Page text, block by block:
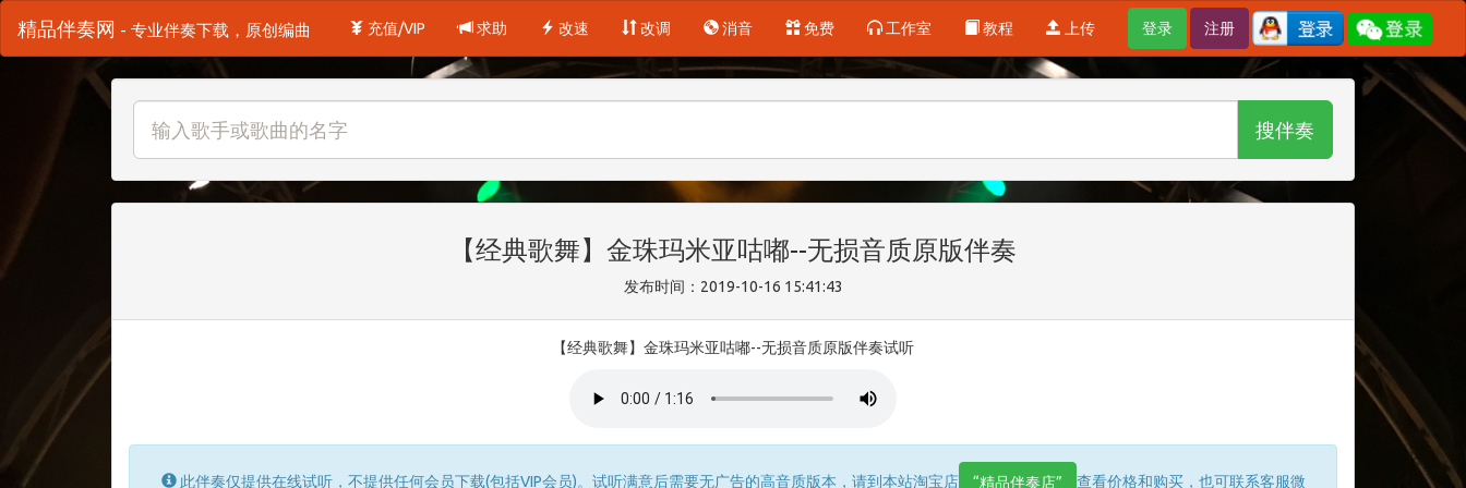
精品伴奏网 - 专业伴奏下载，原创编曲 登录 注册
充值/VIP 求助 改速 改调 消音 免费 工作室 教程 上传
搜伴奏
【经典歌舞】金珠玛米亚咕嘟--无损音质原版伴奏
发布时间：2019-10-16 15:41:43
【经典歌舞】金珠玛米亚咕嘟--无损音质原版伴奏试听
此伴奏仅提供在线试听，不提供任何会员下载(包括VIP会员)。试听满意后需要无广告的高音质版本，请到本站淘宝店 “精品伴奏店” 查看价格和购买，也可联系客服微